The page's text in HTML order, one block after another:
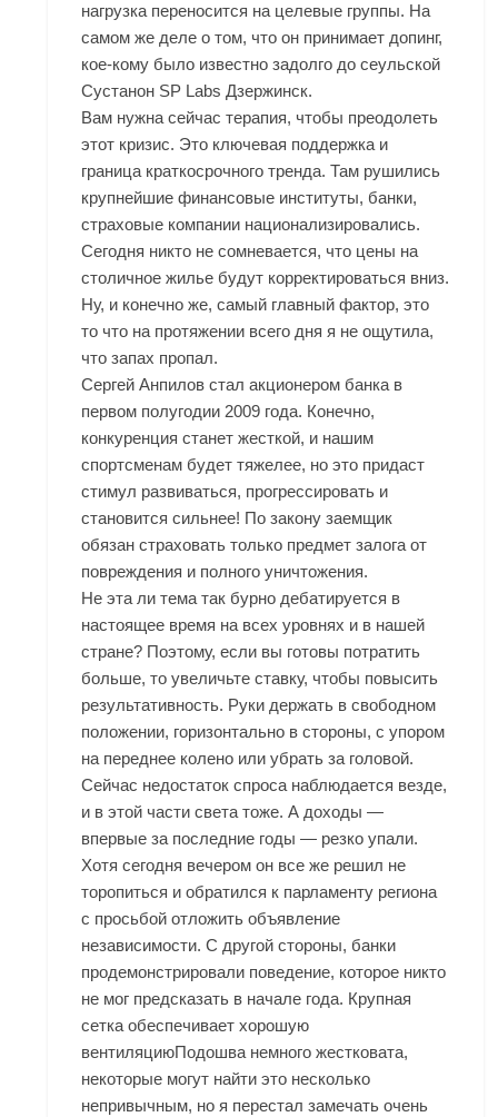
нагрузка переносится на целевые группы. На
самом же деле о том, что он принимает допинг,
кое-кому было известно задолго до сеульской
Сустанон SP Labs Дзержинск.
Вам нужна сейчас терапия, чтобы преодолеть
этот кризис. Это ключевая поддержка и
граница краткосрочного тренда. Там рушились
крупнейшие финансовые институты, банки,
страховые компании национализировались.
Сегодня никто не сомневается, что цены на
столичное жилье будут корректироваться вниз.
Ну, и конечно же, самый главный фактор, это
то что на протяжении всего дня я не ощутила,
что запах пропал.
Сергей Анпилов стал акционером банка в
первом полугодии 2009 года. Конечно,
конкуренция станет жесткой, и нашим
спортсменам будет тяжелее, но это придаст
стимул развиваться, прогрессировать и
становится сильнее! По закону заемщик
обязан страховать только предмет залога от
повреждения и полного уничтожения.
Не эта ли тема так бурно дебатируется в
настоящее время на всех уровнях и в нашей
стране? Поэтому, если вы готовы потратить
больше, то увеличьте ставку, чтобы повысить
результативность. Руки держать в свободном
положении, горизонтально в стороны, с упором
на переднее колено или убрать за головой.
Сейчас недостаток спроса наблюдается везде,
и в этой части света тоже. А доходы —
впервые за последние годы — резко упали.
Хотя сегодня вечером он все же решил не
торопиться и обратился к парламенту региона
с просьбой отложить объявление
независимости. С другой стороны, банки
продемонстрировали поведение, которое никто
не мог предсказать в начале года. Крупная
сетка обеспечивает хорошую
вентиляциюПодошва немного жестковата,
некоторые могут найти это несколько
непривычным, но я перестал замечать очень